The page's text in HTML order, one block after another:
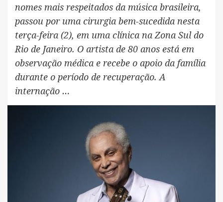
nomes mais respeitados da música brasileira,
passou por uma cirurgia bem-sucedida nesta
terça-feira (2), em uma clínica na Zona Sul do
Rio de Janeiro. O artista de 80 anos está em
observação médica e recebe o apoio da família
durante o período de recuperação. A
internação …